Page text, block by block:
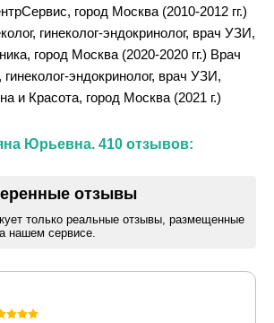
город Москва (2010-2012 гг.)
гинеколог-эндокринолог, врач УЗИ,
город Москва (2020-2020 гг.) Врач
гинеколог-эндокринолог, врач УЗИ,
и Красота, город Москва (2021 г.)
Юрьевна. 410 отзывов:
отзывы
только реальные отзывы, размещенные
нашем сервисе.